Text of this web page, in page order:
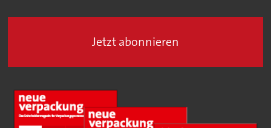
Jetzt abonnieren